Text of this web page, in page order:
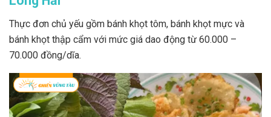
Thực đơn chủ yếu gồm bánh khọt tôm, bánh khọt mực và
bánh khọt thập cẩm với mức giá dao động từ 60.000 –
70.000 đồng/dĩa.